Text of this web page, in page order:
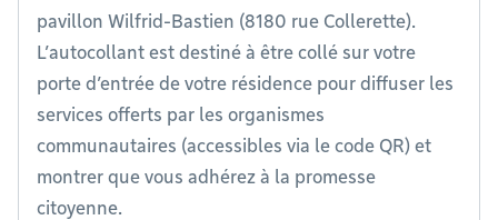
pavillon Wilfrid-Bastien (8180 rue Collerette).
L’autocollant est destiné à être collé sur votre
porte d’entrée de votre résidence pour diffuser les
services offerts par les organismes
communautaires (accessibles via le code QR) et
montrer que vous adhérez à la promesse
citoyenne.